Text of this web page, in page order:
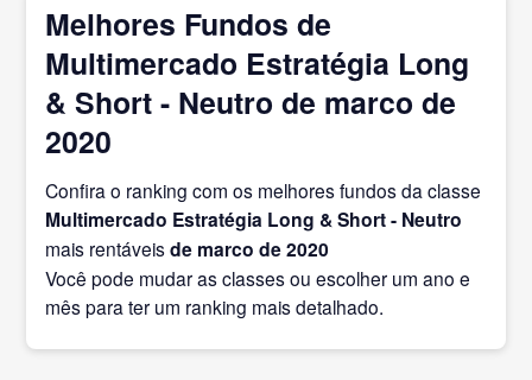
Melhores Fundos de
Multimercado Estratégia Long
& Short - Neutro de marco de
2020
Confira o ranking com os melhores fundos da classe
Multimercado Estratégia Long & Short - Neutro
mais rentáveisde marco de 2020
Você pode mudar as classes ou escolher um ano e
mês para ter um ranking mais detalhado.